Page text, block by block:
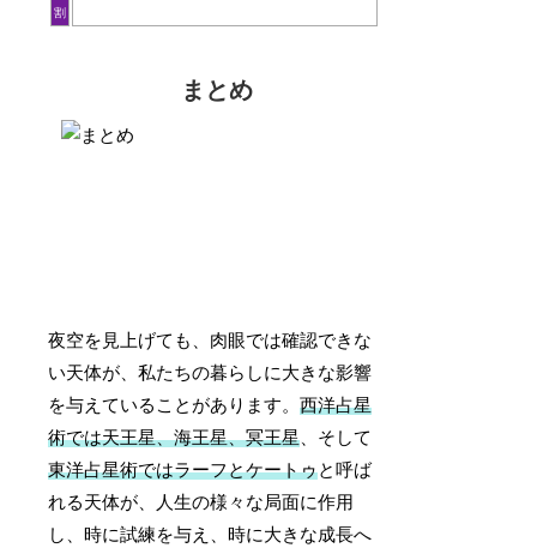
割
まとめ
夜空を見上げても、肉眼では確認できな
い天体が、私たちの暮らしに大きな影響
を与えていることがあります。西洋占星
術では天王星、海王星、冥王星、そして
東洋占星術ではラーフとケートゥと呼ば
れる天体が、人生の様々な局面に作用
し、時に試練を与え、時に大きな成長へ